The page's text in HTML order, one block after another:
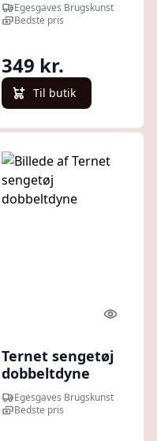
Egesgaves Brugskunst
Bedste pris
349 kr.
Til butik
Quick
Ternet sengetøj
dobbeltdyne
Egesgaves Brugskunst
Bedste pris